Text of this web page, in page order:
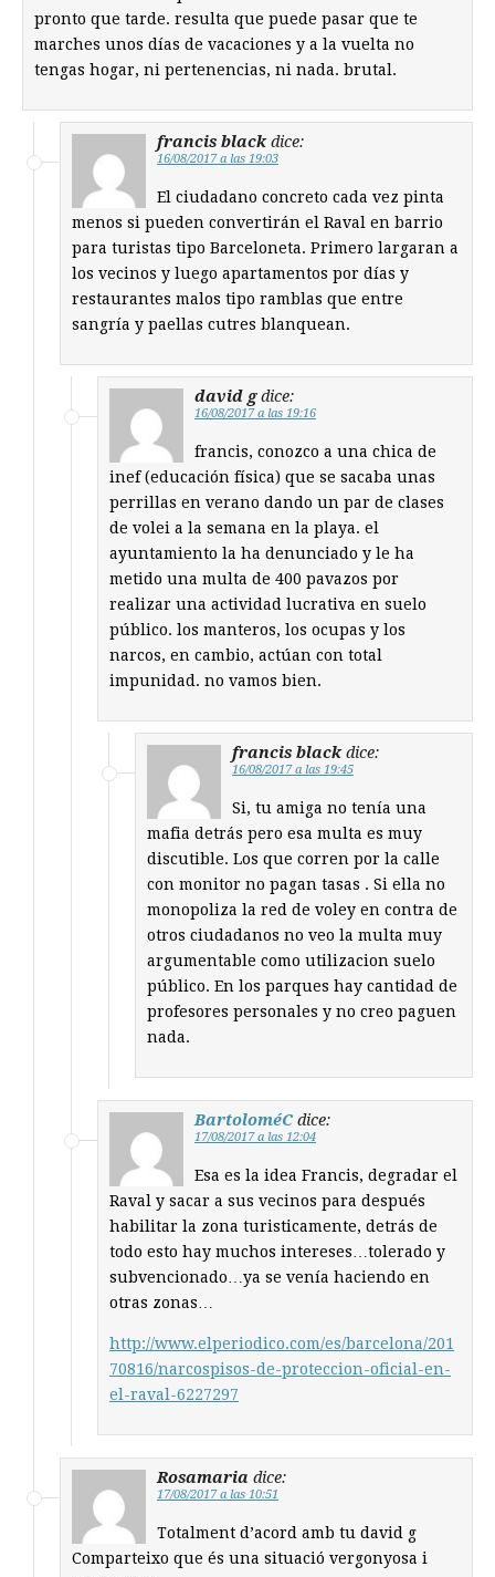
pronto que tarde. resulta que puede pasar que te
marches unos días de vacaciones y a la vuelta no
tengas hogar, ni pertenencias, ni nada. brutal.
francis black dice:
16/08/2017 a las 19:03
El ciudadano concreto cada vez pinta
menos si pueden convertirán el Raval en barrio
para turistas tipo Barceloneta. Primero largaran a
los vecinos y luego apartamentos por días y
restaurantes malos tipo ramblas que entre
sangría y paellas cutres blanquean.
david g dice:
16/08/2017 a las 19:16
francis, conozco a una chica de
inef (educación física) que se sacaba unas
perrillas en verano dando un par de clases
de volei a la semana en la playa. el
ayuntamiento la ha denunciado y le ha
metido una multa de 400 pavazos por
realizar una actividad lucrativa en suelo
público. los manteros, los ocupas y los
narcos, en cambio, actúan con total
impunidad. no vamos bien.
francis black dice:
16/08/2017 a las 19:45
Si, tu amiga no tenía una
mafia detrás pero esa multa es muy
discutible. Los que corren por la calle
con monitor no pagan tasas . Si ella no
monopoliza la red de voley en contra de
otros ciudadanos no veo la multa muy
argumentable como utilizacion suelo
público. En los parques hay cantidad de
profesores personales y no creo paguen
nada.
BartoloméC dice:
17/08/2017 a las 12:04
Esa es la idea Francis, degradar el
Raval y sacar a sus vecinos para después
habilitar la zona turisticamente, detrás de
todo esto hay muchos intereses…tolerado y
subvencionado…ya se venía haciendo en
otras zonas…
http://www.elperiodico.com/es/barcelona/201
70816/narcospisos-de-proteccion-oficial-en-
el-raval-6227297
Rosamaria dice:
17/08/2017 a las 10:51
Totalment d’acord amb tu david g
Comparteixo que és una situació vergonyosa i